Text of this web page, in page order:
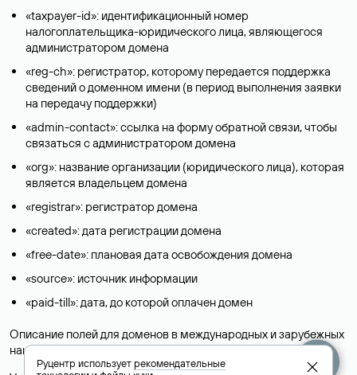
«taxpayer-id»: идентификационный номер
налогоплательщика-юридического лица, являющегося
администратором домена
«reg-ch»: регистратор, которому передается поддержка
сведений о доменном имени (в период выполнения заявки
на передачу поддержки)
«admin-contact»: ссылка на форму обратной связи, чтобы
связаться с администратором домена
«org»: название организации (юридического лица), которая
является владельцем домена
«registrar»: регистратор домена
«created»: дата регистрации домена
«free-date»: плановая дата освобождения домена
«source»: источник информации
«paid-till»: дата, до которой оплачен домен
Описание полей для доменов в международных и зарубежных
национальных доменах представлены в разделе «Помощь».
Руцентр используетрекомендательные